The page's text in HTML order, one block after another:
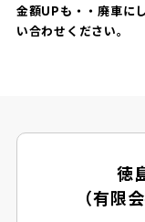
金額UPも・・廃車に
い合わせください。
徳
（有限